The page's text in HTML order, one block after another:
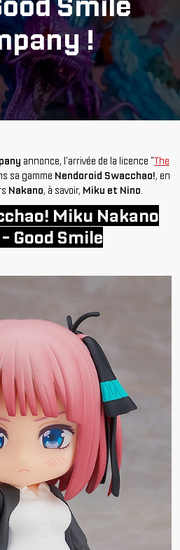
!
annonce, l'arrivée de la licence "The
sa gamme Nendoroid Swacchao!, en
Nakano, à savoir, Miku et Nino.
Miku Nakano
Good Smile